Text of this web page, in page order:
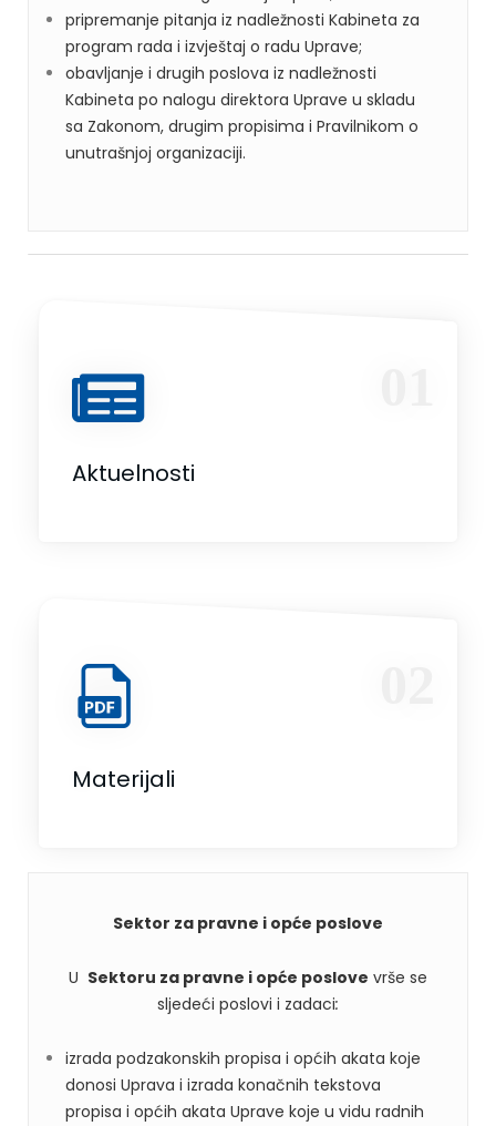
pripremanje pitanja iz nadležnosti Kabineta za
program rada i izvještaj o radu Uprave;
obavljanje i drugih poslova iz nadležnosti
Kabineta po nalogu direktora Uprave u skladu
sa Zakonom, drugim propisima i Pravilnikom o
unutrašnjoj organizaciji.
Aktuelnosti
Materijali
Sektor za pravne i opće poslove
U Sektoru za pravne i opće poslove vrše se
sljedeći poslovi i zadaci:
izrada podzakonskih propisa i općih akata koje
donosi Uprava i izrada konačnih tekstova
propisa i općih akata Uprave koje u vidu radnih